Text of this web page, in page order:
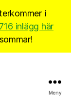
i
inlägg här
Meny